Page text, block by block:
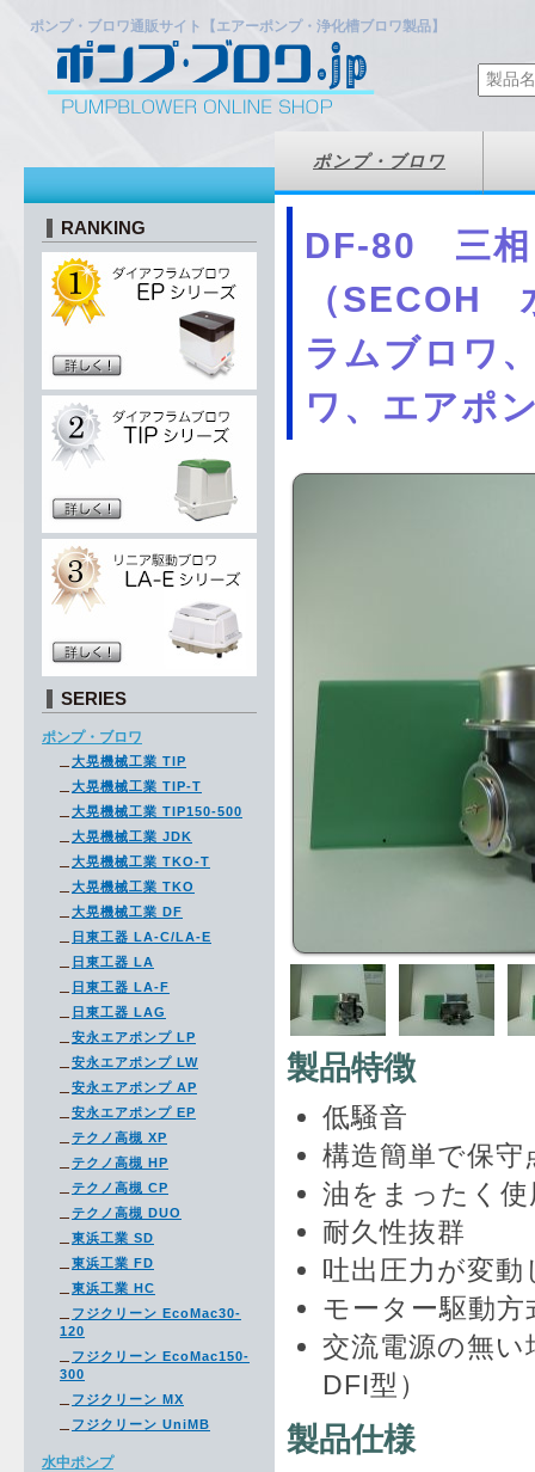
ポンプ・ブロワ通販サイト【エアーポンプ・浄化槽ブロワ製品】
ポンプ・ブロワ
DF-80 三
（SECOH
ラムブロワ
ワ、エアポ
製品特徴
低騒音
構造簡単で保守
油をまったく
耐久性抜群
吐出圧力が変
モーター駆動方
交流電源の無
DFI型）
製品仕様
RANKING
SERIES
ポンプ・ブロワ
大晃機械工業 TIP
大晃機械工業 TIP-T
大晃機械工業 TIP150-500
大晃機械工業 JDK
大晃機械工業 TKO-T
大晃機械工業 TKO
大晃機械工業 DF
日東工器 LA-C/LA-E
日東工器 LA
日東工器 LA-F
日東工器 LAG
安永エアポンプ LP
安永エアポンプ LW
安永エアポンプ AP
安永エアポンプ EP
テクノ高槻 XP
テクノ高槻 HP
テクノ高槻 CP
テクノ高槻 DUO
東浜工業 SD
東浜工業 FD
東浜工業 HC
フジクリーン EcoMac30-
120
フジクリーン EcoMac150-
300
フジクリーン MX
フジクリーン UniMB
水中ポンプ